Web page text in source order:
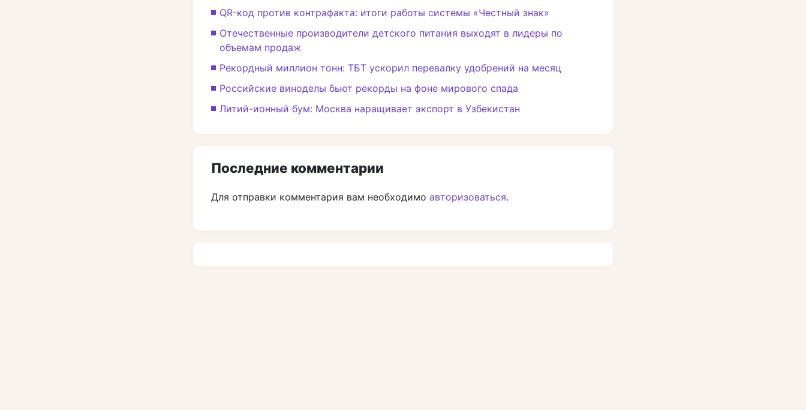
QR-код против контрафакта: итоги работы системы «Честный знак»
Отечественные производители детского питания выходят в лидеры по
объемам продаж
Рекордный миллион тонн: ТБТ ускорил перевалку удобрений на месяц
Российские виноделы бьют рекорды на фоне мирового спада
Литий-ионный бум: Москва наращивает экспорт в Узбекистан
Последние комментарии
Для отправки комментария вам необходимо авторизоваться.